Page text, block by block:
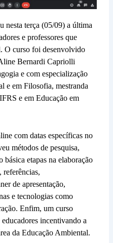
nesta terça (05/09) a última
e professores que
O curso foi desenvolvido
Bernardi Capriolli
e com especialização
e em Filosofia, mestranda
e em Educação em
com datas específicas no
métodos de pesquisa,
etapas na elaboração
referências,
de apresentação,
e tecnologias como
Enfim, um curso
incentivando a
da Educação Ambiental.